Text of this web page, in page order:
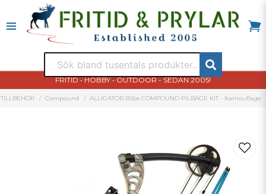
FRITID • HOBBY • OUTDOOR - SEDAN 2005!
Compound ALLIGATOR 55lbs COMPOUND PILBÅGE KIT - Kamouflage